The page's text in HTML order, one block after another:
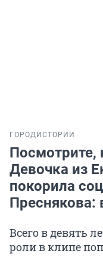
ГОРОД ИСТОРИИ
Посмотрите,
Девочка из
покорила
Преснякова:
Всего в девять
роли в клипе